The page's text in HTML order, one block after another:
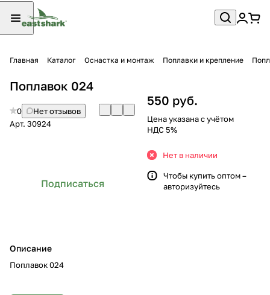
Главная Каталог Оснастка и монтаж Поплавки и крепление
Поплавок 024
0
Нет отзывов
Арт. 30924
Подписаться
Описание
Поплавок 024
550 руб.
Цена указана с учётом
НДС 5%
Нет в наличии
Чтобы купить оптом –
авторизуйтесь